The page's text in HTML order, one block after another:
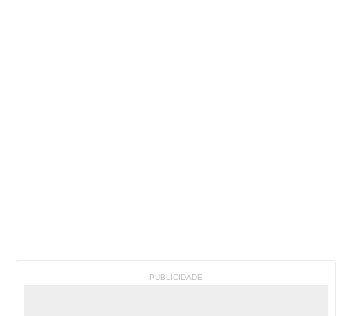
- PUBLICIDADE -